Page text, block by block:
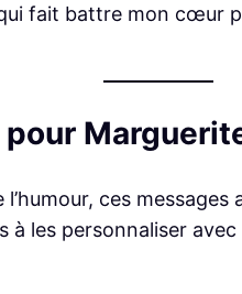
fait battre mon cœur
ces
à les personnaliser